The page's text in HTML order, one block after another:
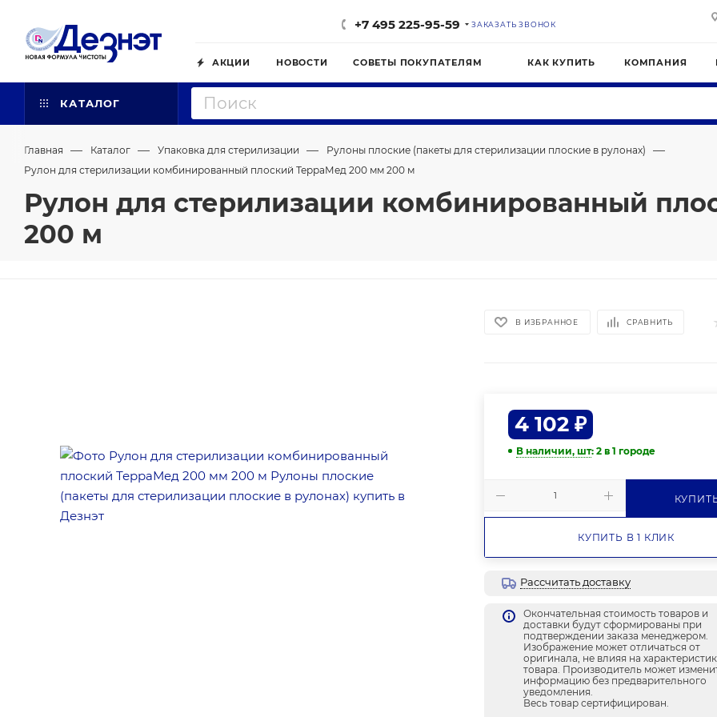
+7 495 225-95-59 ЗАКАЗАТЬ ЗВОНОК
АКЦИИ НОВОСТИ СОВЕТЫ ПОКУПАТЕЛЯМ КАК КУПИТЬ КОМПАНИЯ
КАТАЛОГ
Главная — Каталог — Упаковка для стерилизации — Рулоны плоские (пакеты для стерилизации плоские в рулонах) —
Рулон для стерилизации комбинированный плоский ТерраМед 200 мм 200 м
Рулон для стерилизации комбинированный
200 м
В ИЗБРАННОЕ СРАВНИТЬ
4 102 ₽
В наличии, шт: 2в 1 городе
КУПИТЬ В 1 КЛИК
Рассчитать доставку
Окончательная стоимость товаров и
доставки будут сформированы при
подтверждении заказа менеджером.
Изображение может отличаться от
оригинала, не влияя на
товара. Производитель может
информацию без предварительного
уведомления.
Весь товар сертифицирован.